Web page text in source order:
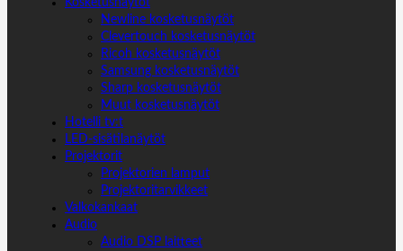
Newline kosketusnäytöt
Clevertouch kosketusnäytöt
Ricoh kosketusnäytöt
Samsung kosketusnäytöt
Sharp kosketusnäytöt
Muut kosketusnäytöt
Hotelli tv:t
LED-sisätilanäytöt
Projektorit
Projektorien lamput
Projektoritarvikkeet
Valkokankaat
Audio
Audio DSP laitteet